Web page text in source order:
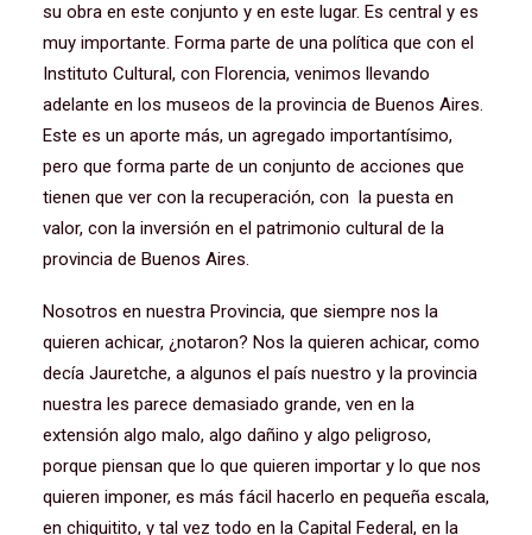
su obra en este conjunto y en este lugar. Es central y es
muy importante. Forma parte de una política que con el
Instituto Cultural, con Florencia, venimos llevando
adelante en los museos de la provincia de Buenos Aires.
Este es un aporte más, un agregado importantísimo,
pero que forma parte de un conjunto de acciones que
tienen que ver con la recuperación, con la puesta en
valor, con la inversión en el patrimonio cultural de la
provincia de Buenos Aires.
Nosotros en nuestra Provincia, que siempre nos la
quieren achicar, ¿notaron? Nos la quieren achicar, como
decía Jauretche, a algunos el país nuestro y la provincia
nuestra les parece demasiado grande, ven en la
extensión algo malo, algo dañino y algo peligroso,
porque piensan que lo que quieren importar y lo que nos
quieren imponer, es más fácil hacerlo en pequeña escala,
en chiquitito, y tal vez todo en la Capital Federal, en la